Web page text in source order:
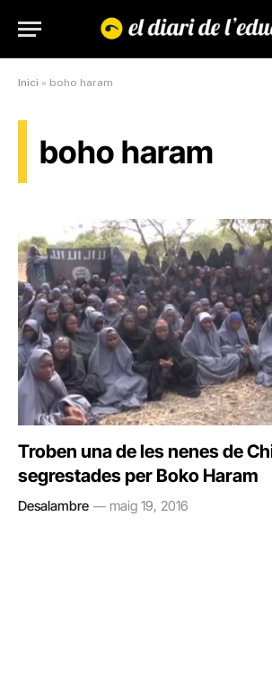
Inici » boho haram
boho haram
Troben una de les nenes de
segrestades per Boko Haram
Desalambre maig 19, 2016